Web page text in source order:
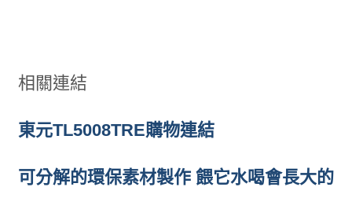
相關連結
東元TL5008TRE購物連結
可分解的環保素材製作 餵它水喝會長大的